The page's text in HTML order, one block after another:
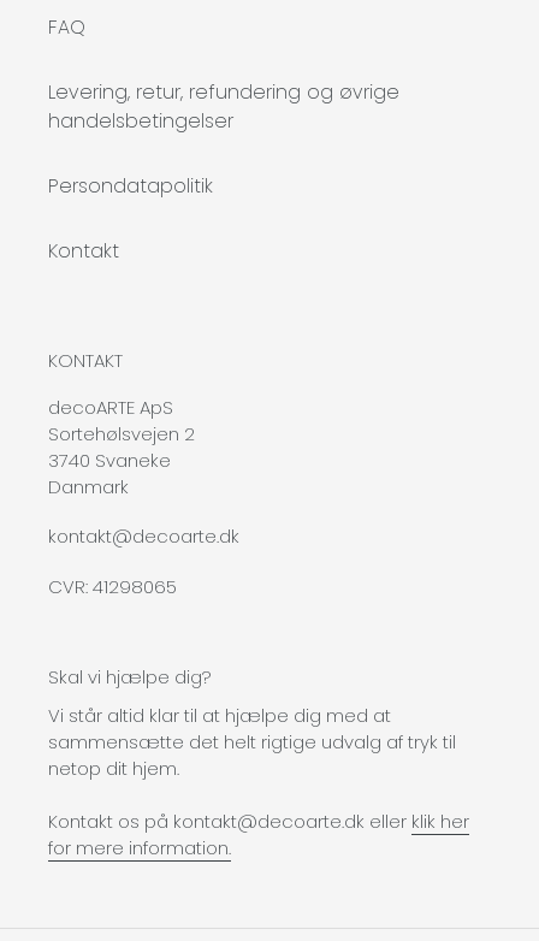
FAQ
Levering, retur, refundering og øvrige
handelsbetingelser
Persondatapolitik
Kontakt
KONTAKT
decoARTE ApS
Sortehølsvejen 2
3740 Svaneke
Danmark
kontakt@decoarte.dk
CVR: 41298065
Skal vi hjælpe dig?
Vi står altid klar til at hjælpe dig med at
sammensætte det helt rigtige udvalg af tryk til
netop dit hjem.
Kontakt os på kontakt@decoarte.dk eller klik her
for mere information.